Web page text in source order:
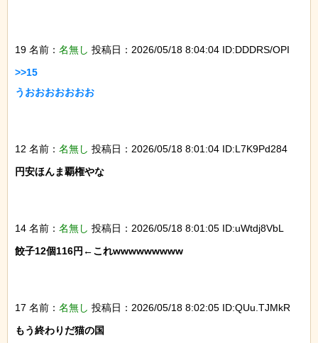
19 名前： 名無し 投稿日：2026/05/18 8:04:04 ID:DDDRS/OPI
>>15
うおおおおおおお
12 名前： 名無し 投稿日：2026/05/18 8:01:04 ID:L7K9Pd284
円安ほんま覇権やな
14 名前： 名無し 投稿日：2026/05/18 8:01:05 ID:uWtdj8VbL
餃子12個116円←これwwwwwwwww
17 名前： 名無し 投稿日：2026/05/18 8:02:05 ID:QUu.TJMkR
もう終わりだ猫の国